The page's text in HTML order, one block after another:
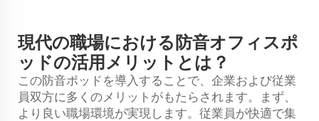
現代の職場における防音オフィスポ
ッドの活用メリットとは？
この防音ポッドを導入することで、企業および従業
員双方に多くのメリットがもたらされます。まず、
より良い職場環境が実現します。従業員が快適で集